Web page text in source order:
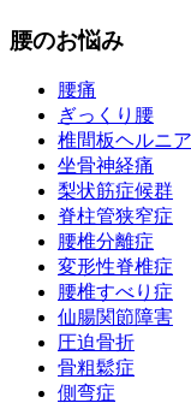
腰のお悩み
腰痛
ぎっくり腰
椎間板ヘルニア
坐骨神経痛
梨状筋症候群
脊柱管狭窄症
腰椎分離症
変形性脊椎症
腰椎すべり症
仙腸関節障害
圧迫骨折
骨粗鬆症
側弯症